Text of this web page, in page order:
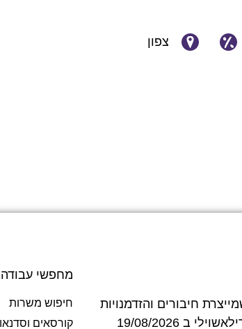
צפון
חיבורים והזדמנויות
בהנחית מננה מירילאשוילי ב 19/08/2026
מחפשי עבודה
חיפוש משרות
קורסאים